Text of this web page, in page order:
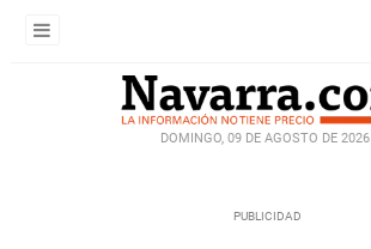
DOMINGO, 09 DE AGOSTO DE 2026